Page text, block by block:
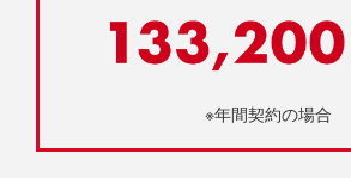
※年間契約の場合